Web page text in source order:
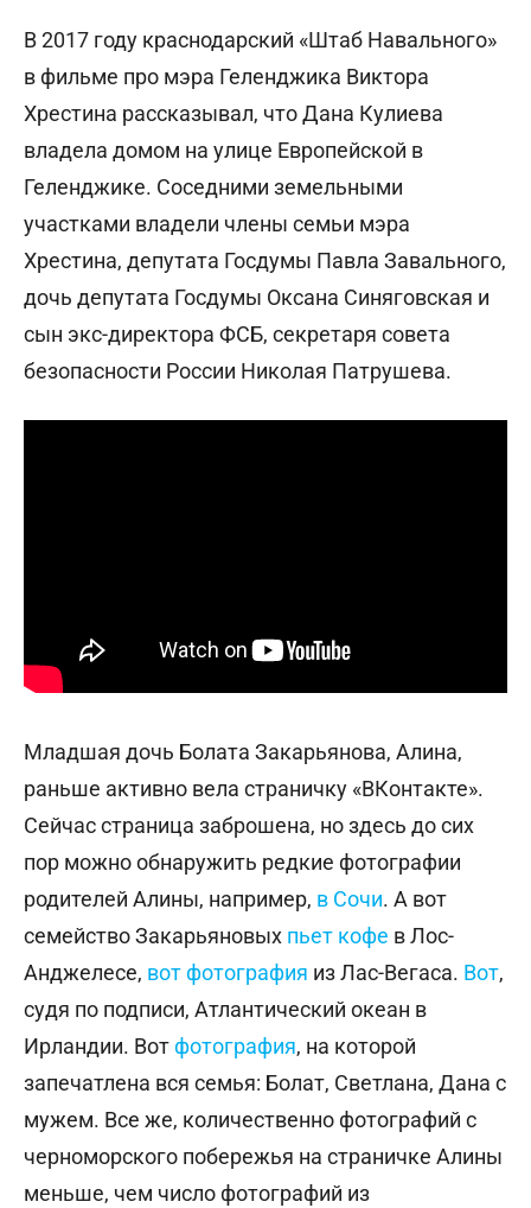
В 2017 году краснодарский «Штаб Навального»
в фильме про мэра Геленджика Виктора
Хрестина рассказывал, что Дана Кулиева
владела домом на улице Европейской в
Геленджике. Соседними земельными
участками владели члены семьи мэра
Хрестина, депутата Госдумы Павла Завального,
дочь депутата Госдумы Оксана Синяговская и
сын экс-директора ФСБ, секретаря совета
безопасности России Николая Патрушева.
Младшая дочь Болата Закарьянова, Алина,
раньше активно вела страничку «ВКонтакте».
Сейчас страница заброшена, но здесь до сих
пор можно обнаружить редкие фотографии
родителей Алины, например, в Сочи. А вот
семейство Закарьяновых пьет кофе в Лос-
Анджелесе, вот фотография из Лас-Вегаса. Вот,
судя по подписи, Атлантический океан в
Ирландии. Вотфотография, на которой
запечатлена вся семья: Болат, Светлана, Дана с
мужем. Все же, количественно фотографий с
черноморского побережья на страничке Алины
меньше, чем число фотографий из